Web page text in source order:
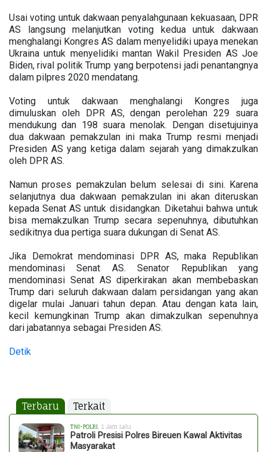
Usai voting untuk dakwaan penyalahgunaan kekuasaan, DPR
AS langsung melanjutkan voting kedua untuk dakwaan
menghalangi Kongres AS dalam menyelidiki upaya menekan
Ukraina untuk menyelidiki mantan Wakil Presiden AS Joe
Biden, rival politik Trump yang berpotensi jadi penantangnya
dalam pilpres 2020 mendatang.
Voting untuk dakwaan menghalangi Kongres juga
dimuluskan oleh DPR AS, dengan perolehan 229 suara
mendukung dan 198 suara menolak. Dengan disetujuinya
dua dakwaan pemakzulan ini maka Trump resmi menjadi
Presiden AS yang ketiga dalam sejarah yang dimakzulkan
oleh DPR AS.
Namun proses pemakzulan belum selesai di sini. Karena
selanjutnya dua dakwaan pemakzulan ini akan diteruskan
kepada Senat AS untuk disidangkan. Diketahui bahwa untuk
bisa memakzulkan Trump secara sepenuhnya, dibutuhkan
sedikitnya dua pertiga suara dukungan di Senat AS.
Jika Demokrat mendominasi DPR AS, maka Republikan
mendominasi Senat AS. Senator Republikan yang
mendominasi Senat AS diperkirakan akan membebaskan
Trump dari seluruh dakwaan dalam persidangan yang akan
digelar mulai Januari tahun depan. Atau dengan kata lain,
kecil kemungkinan Trump akan dimakzulkan sepenuhnya
dari jabatannya sebagai Presiden AS.
Detik
Terbaru Terkait
TNI-POLRI , 1 Jam Lalu
Patroli Presisi Polres Bireuen Kawal Aktivitas
Masyarakat